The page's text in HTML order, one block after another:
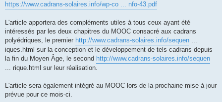
https://www.cadrans-solaires.info/wp-co ... nfo-43.pdf
L'article apportera des compléments utiles à tous ceux ayant été
intéressés par les deux chapitres du MOOC consacré aux cadrans
polyédriques, le premier http://www.cadrans-solaires.info/sequen ...
iques.html sur la conception et le développement de tels cadrans depuis
la fin du Moyen Âge, le second http://www.cadrans-solaires.info/sequen
... rique.html sur leur réalisation.
L'article sera également intégré au MOOC lors de la prochaine mise à jour
prévue pour ce mois-ci.